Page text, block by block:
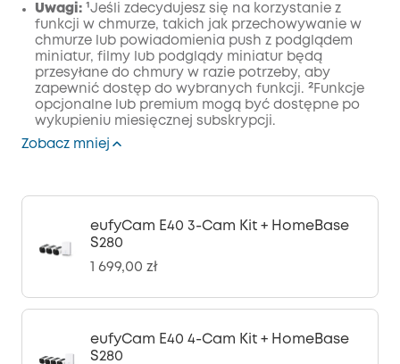
Uwagi: ¹Jeśli zdecydujesz się na korzystanie z
funkcji w chmurze, takich jak przechowywanie w
chmurze lub powiadomienia push z podglądem
miniatur, filmy lub podglądy miniatur będą
przesyłane do chmury w razie potrzeby, aby
zapewnić dostęp do wybranych funkcji. ²Funkcje
opcjonalne lub premium mogą być dostępne po
wykupieniu miesięcznej subskrypcji.
Zobacz mniej
eufyCam E40 3-Cam Kit + HomeBase
S280
1 699,00 zł
eufyCam E40 4-Cam Kit + HomeBase
S280